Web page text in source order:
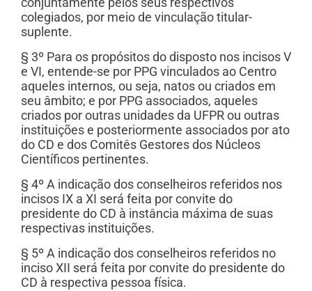
conjuntamente pelos seus respectivos
colegiados, por meio de vinculação titular-
suplente.
§ 3º Para os propósitos do disposto nos incisos V
e VI, entende-se por PPG vinculados ao Centro
aqueles internos, ou seja, natos ou criados em
seu âmbito; e por PPG associados, aqueles
criados por outras unidades da UFPR ou outras
instituições e posteriormente associados por ato
do CD e dos Comitês Gestores dos Núcleos
Científicos pertinentes.
§ 4º A indicação dos conselheiros referidos nos
incisos IX a XI será feita por convite do
presidente do CD à instância máxima de suas
respectivas instituições.
§ 5º A indicação dos conselheiros referidos no
inciso XII será feita por convite do presidente do
CD à respectiva pessoa física.